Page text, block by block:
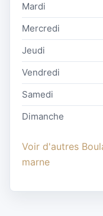
Mardi
Mercredi
Jeudi
Vendredi
Samedi
Dimanche
Voir d'autres
marne